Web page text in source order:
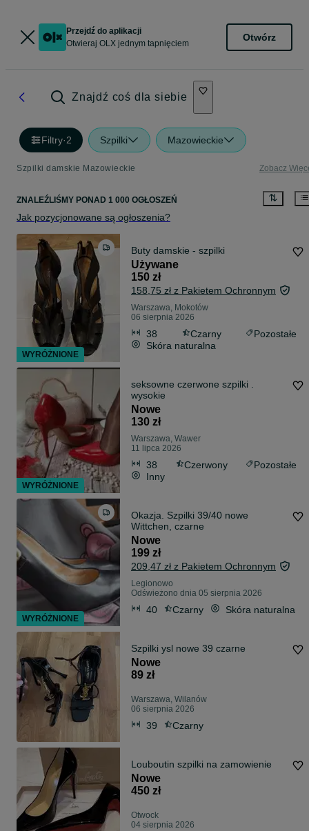
Przejdź do aplikacji
Otwieraj OLX jednym tapnięciem
Otwórz
Znajdź coś dla siebie
Filtry·2 Szpilki Mazowieckie
Szpilki damskie Mazowieckie Zobacz
ZNALEŹLIŚMY PONAD 1 000 OGŁOSZEŃ
Jak pozycjonowane są ogłoszenia?
Buty damskie - szpilki
Używane
150 zł
158,75 zł z Pakietem Ochronnym
Warszawa, Mokotów
06 sierpnia 2026
38 Czarny
Pozostałe
Skóra naturalna
seksowne czerwone szpilki .
wysokie
Nowe
130 zł
Warszawa, Wawer
11 lipca 2026
38 Czerwony
Pozostałe
Inny
Okazja. Szpilki 39/40 nowe
Wittchen, czarne
Nowe
199 zł
209,47 zł z Pakietem Ochronnym
Legionowo
Odświeżono dnia 05 sierpnia 2026
40 Czarny Skóra naturalna
Szpilki ysl nowe 39 czarne
Nowe
89 zł
Warszawa, Wilanów
06 sierpnia 2026
39 Czarny
Louboutin szpilki na zamowienie
Nowe
450 zł
Otwock
04 sierpnia 2026
WYRÓŻNIONE
WYRÓŻNIONE
WYRÓŻNIONE